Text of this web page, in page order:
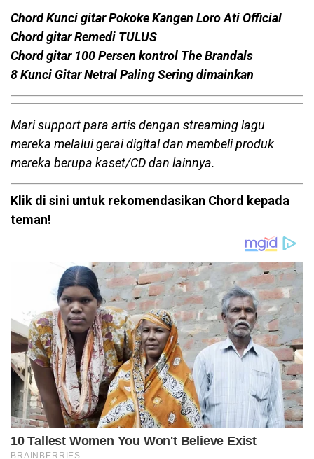
Chord Kunci gitar Pokoke Kangen Loro Ati Official
Chord gitar Remedi TULUS
Chord gitar 100 Persen kontrol The Brandals
8 Kunci Gitar Netral Paling Sering dimainkan
Mari support para artis dengan streaming lagu
mereka melalui gerai digital dan membeli produk
mereka berupa kaset/CD dan lainnya.
Klik di sini untuk rekomendasikan Chord kepada
teman!